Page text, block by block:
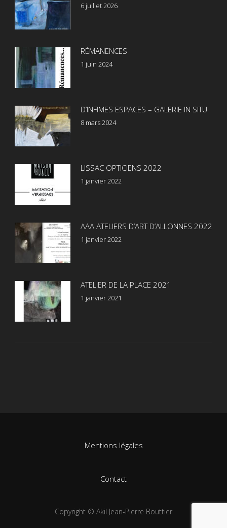
6 juillet 2026
RÉMANENCES
1 juin 2024
D’INFIMES ESPACES – GALERIE IN SITU
8 mars 2024
LISSAC OPTICIENS 2022
1 janvier 2022
AAA ATELIERS D’ART D’ALLONNES 2022
1 janvier 2022
ATELIER DE LA PLACE 2021
1 janvier 2021
Mentions légales
Contact
Copyright © Akil Jean-Pierre Bouttier